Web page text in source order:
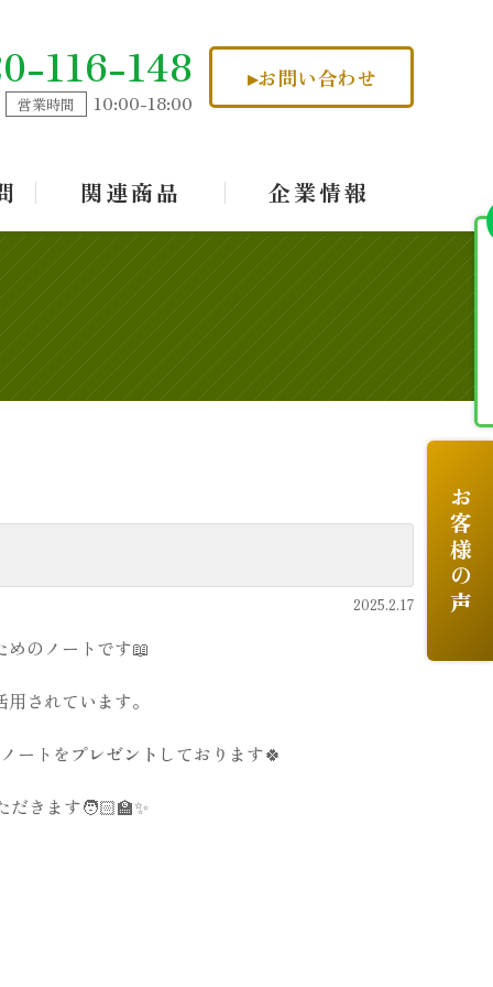
116-148
営業時間 10:00-18:00
お問い合わせ
関連商品 企業情報
お客様の声
2025.2.17
めのノートです📖
されています。
ートをプレゼント しております🍀
きます🧑🏻‍🏫✨